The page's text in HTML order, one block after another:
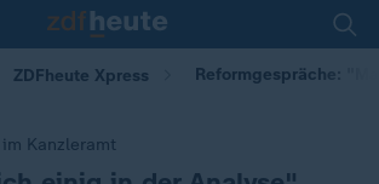
ZDFheute Xpress Reformgespräche:
Kanzleramt